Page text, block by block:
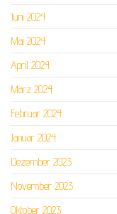
Juni 2024
Mai 2024
April 2024
März 2024
Februar 2024
Januar 2024
Dezember 2023
November 2023
Oktober 2023